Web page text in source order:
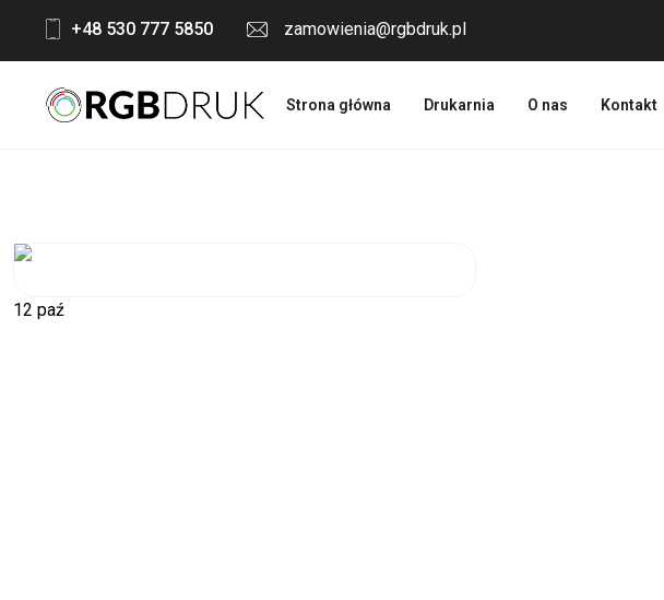
content
+48 530 777 5850 zamowienia@rgbdruk.pl
Strona główna Drukarnia O nas Kontakt
12 paź